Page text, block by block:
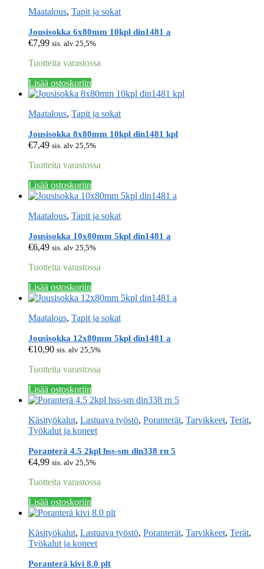
Maatalous, Tapit ja sokat
Jousisokka 6x80mm 10kpl din1481 a
€7,99 sis. alv 25,5%
Tuotteita varastossa
Lisää ostoskoriin
Maatalous, Tapit ja sokat
Jousisokka 8x80mm 10kpl din1481 kpl
€7,49 sis. alv 25,5%
Tuotteita varastossa
Lisää ostoskoriin
Maatalous, Tapit ja sokat
Jousisokka 10x80mm 5kpl din1481 a
€6,49 sis. alv 25,5%
Tuotteita varastossa
Lisää ostoskoriin
Maatalous, Tapit ja sokat
Jousisokka 12x80mm 5kpl din1481 a
€10,90 sis. alv 25,5%
Tuotteita varastossa
Lisää ostoskoriin
Käsityökalut, Lastuava työstö, Poranterät, Tarvikkeet, Terät,
Työkalut ja koneet
Poranterä 4.5 2kpl hss-sm din338 rn 5
€4,99 sis. alv 25,5%
Tuotteita varastossa
Lisää ostoskoriin
Käsityökalut, Lastuava työstö, Poranterät, Tarvikkeet, Terät,
Työkalut ja koneet
Poranterä kivi 8.0 plt